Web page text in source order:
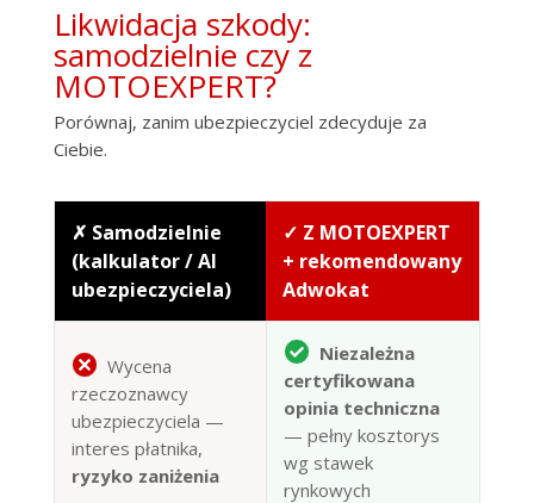
Likwidacja szkody:
samodzielnie czy z
MOTOEXPERT?
Porównaj, zanim ubezpieczyciel zdecyduje za
Ciebie.
✗ Samodzielnie
(kalkulator / AI
ubezpieczyciela)
✓ Z MOTOEXPERT
+ rekomendowany
Adwokat
Wycena
rzeczoznawcy
ubezpieczyciela —
interes płatnika,
ryzyko zaniżenia
Niezależna
certyfikowana
opinia techniczna
— pełny kosztorys
wg stawek
rynkowych